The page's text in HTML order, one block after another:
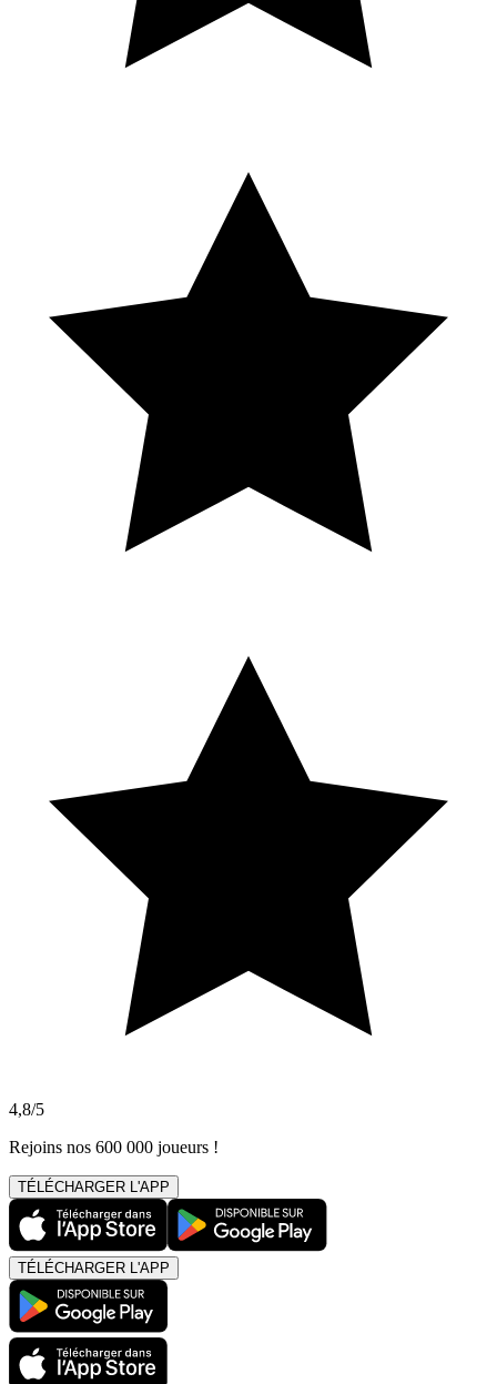
4,8/5
Rejoins nos 600 000 joueurs !
TÉLÉCHARGER L'APP
TÉLÉCHARGER L'APP